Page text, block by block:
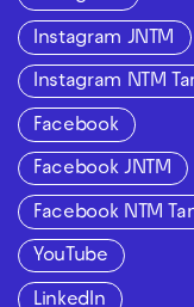
Instagram JNTM
Instagram NTM
Facebook
Facebook JNTM
Facebook NTM
YouTube
LinkedIn